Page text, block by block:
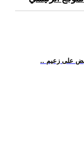
على زعيم